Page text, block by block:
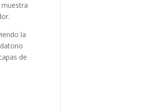
la
de